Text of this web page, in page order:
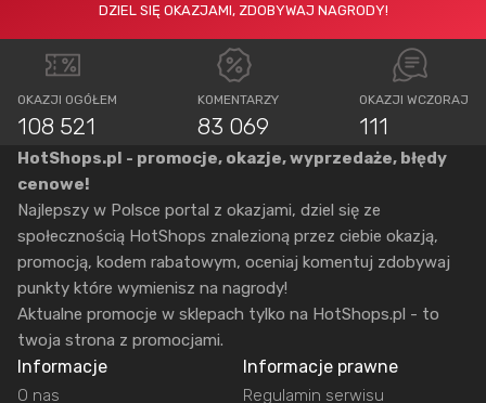
DZIEL SIĘ OKAZJAMI, ZDOBYWAJ NAGRODY!
OKAZJI OGÓŁEM
108 521
KOMENTARZY
83 069
OKAZJI WCZORAJ
111
HotShops.pl - promocje, okazje, wyprzedaże, błędy
cenowe!
Najlepszy w Polsce portal z okazjami, dziel się ze
społecznością HotShops znalezioną przez ciebie okazją,
promocją, kodem rabatowym, oceniaj komentuj zdobywaj
punkty które wymienisz na nagrody!
Aktualne promocje w sklepach tylko na HotShops.pl - to
twoja strona z promocjami.
Informacje
O nas
Informacje prawne
Regulamin serwisu